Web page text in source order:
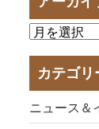
カテゴリ
ニュース＆